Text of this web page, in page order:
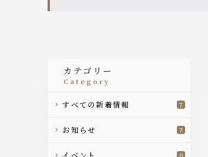
カテゴリー
category
すべての新着情報 7
お知らせ 7
0